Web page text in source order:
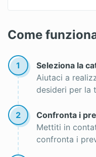
Come
1
Seleziona la
Aiutaci a
desideri per la
2
Confronta i
Mettiti in
confronta i